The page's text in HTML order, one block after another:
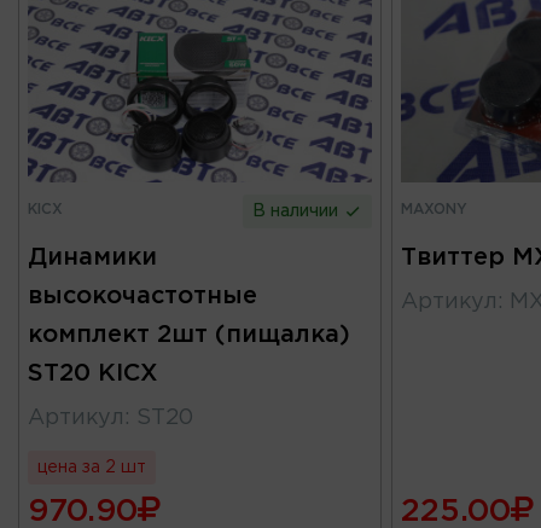
KICX В наличии
Динамики
высокочастотные
комплект 2шт (пищалка)
ST20 KICX
Артикул : ST20
цена за 2 шт
970.90
MAXONY
Твиттер
Артикул :
225.00